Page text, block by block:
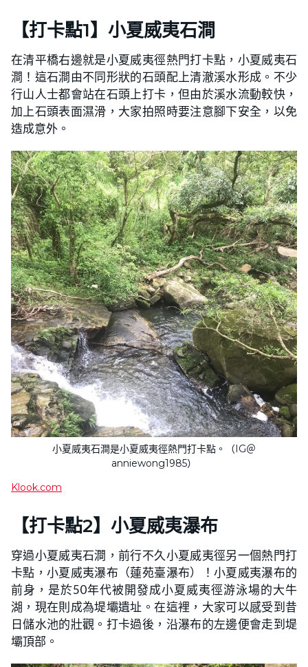
【打卡點1】小夏威夷石澗
在清平橋右邊就是小夏威夷徑熱門打卡點，小夏威夷石
澗！這石澗由不同形狀的石頭配上清澈溪水形成。不少
行山人士都會站在石頭上打卡，但由於溪水流動較快，
加上石頭表面濕滑，大家拍照時要注意腳下安全，以免
造成意外。
小夏威夷石澗是小夏威夷徑熱門打卡點。（IG＠
anniewong1985）
Klook.com
【打卡點2】小夏威夷瀑布
穿過小夏威夷石澗，前行不久小夏威夷徑另一個熱門打
卡點，小夏威夷瀑布（蓮苑臺瀑布）！小夏威夷瀑布的
前身，是於50年代被開發成小夏威夷徑游泳場的大牛
湖，現在則成為堤壩遺址。在這裡，大家可以感受到昔
日儲水池的壯觀。打卡過後，沿瀑布的左邊便會走到堤
壩頂部。